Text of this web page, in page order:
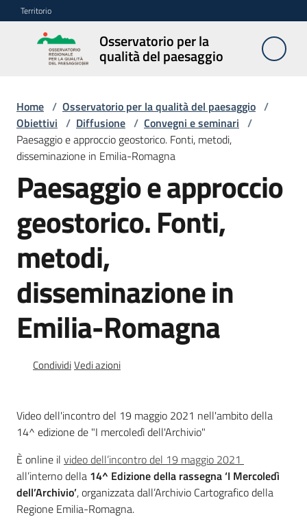
Vai al contenuto
Vai alla navigazione
Vai al footer
Territorio
Osservatorio per la
qualità del paesaggio
Osservatorio
per la
paesaggio
Cos'è
l'Osservatorio
Pubblicazioni
e
multimedia
dati
Norme
e
atti
Home / Osservatorio per la qualità del paesaggio /
Obiettivi / Diffusione / Convegni e seminari /
Paesaggio e approccio geostorico. Fonti, metodi,
disseminazione in Emilia-Romagna
Paesaggio e approccio
geostorico. Fonti,
metodi,
disseminazione in
Emilia-Romagna
CondividiVedi azioni
Video dell'incontro del 19 maggio 2021 nell'ambito della
14^ edizione de "I mercoledì dell'Archivio"
È online il video dell’incontro del 19 maggio 2021
all’interno della 14^ Edizione della rassegna ‘I Mercoledì
dell’Archivio’, organizzata dall’Archivio Cartografico della
Regione Emilia-Romagna.